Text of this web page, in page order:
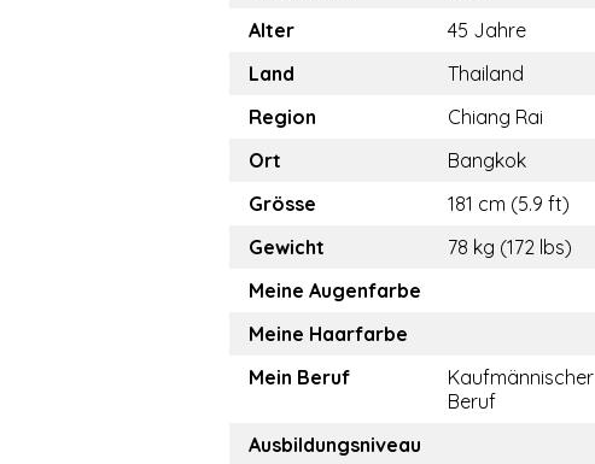
Alter
45 Jahre
Land
Thailand
Region
Chiang Rai
Ort
Bangkok
Grösse
181 cm (5.9 ft)
Gewicht
78 kg (172 lbs)
Meine Augenfarbe
Meine Haarfarbe
Mein Beruf
Kaufmännischer
Beruf
Ausbildungsniveau